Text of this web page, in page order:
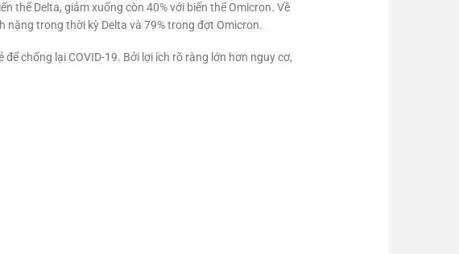
thể Delta, giảm xuống còn 40% với biến thể Omicron. Về
trong thời kỳ Delta và 79% trong đợt Omicron.
chống lại COVID-19. Bởi lợi ích rõ ràng lớn hơn nguy cơ,